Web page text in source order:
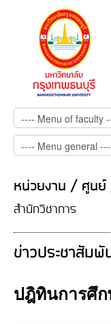
หน่วยงาน / ศูน
สำนักวิชาการ
ข่าวประชาสัม
ปฎิทินการศึก